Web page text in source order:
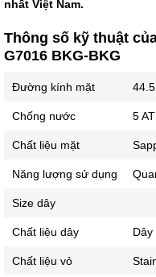
nhất Việt Nam.
Thông số kỹ thuật
G7016 BKG-BKG
Đường kính mặt
Chống nước 5
Chất liệu mặt
Năng lượng sử dụng
Size dây
Chất liệu dây Dây
Chất liệu vỏ